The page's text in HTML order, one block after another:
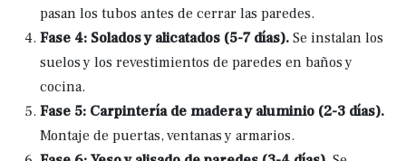
pasan los tubos antes de cerrar las paredes.
Fase 4: Solados y alicatados (5-7 días). Se instalan los
suelos y los revestimientos de paredes en baños y
cocina.
Fase 5: Carpintería de madera y aluminio (2-3 días).
Montaje de puertas, ventanas y armarios.